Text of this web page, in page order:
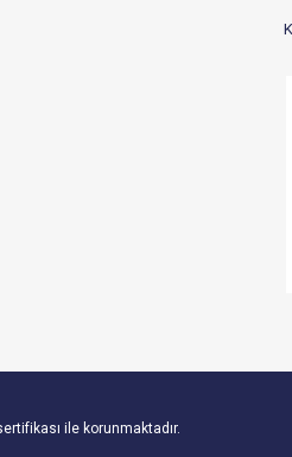
ile korunmaktadır.